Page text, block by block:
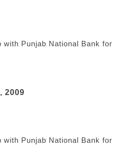
with Punjab National Bank for
2009
with Punjab National Bank for